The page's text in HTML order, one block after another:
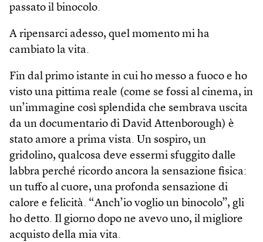
passato il binocolo.
A ripensarci adesso, quel momento mi ha
cambiato la vita.
Fin dal primo istante in cui ho messo a fuoco e ho
visto una pittima reale (come se fossi al cinema, in
un’immagine così splendida che sembrava uscita
da un documentario di David Attenborough) è
stato amore a prima vista. Un sospiro, un
gridolino, qualcosa deve essermi sfuggito dalle
labbra perché ricordo ancora la sensazione fisica:
un tuffo al cuore, una profonda sensazione di
calore e felicità. “Anch’io voglio un binocolo”, gli
ho detto. Il giorno dopo ne avevo uno, il migliore
acquisto della mia vita.